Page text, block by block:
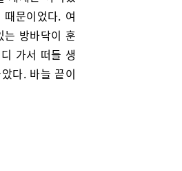
문이었다. 여
는 방바닥이 훈
가서 떠들 생
다. 바늘 끝이